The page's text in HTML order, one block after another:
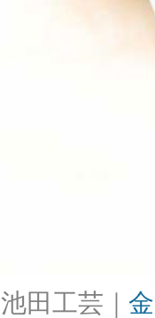
池田工芸｜